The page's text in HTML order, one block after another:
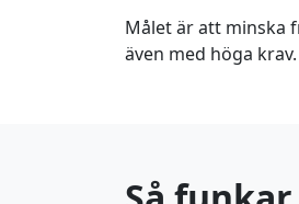
Målet är att minska
även med höga krav.